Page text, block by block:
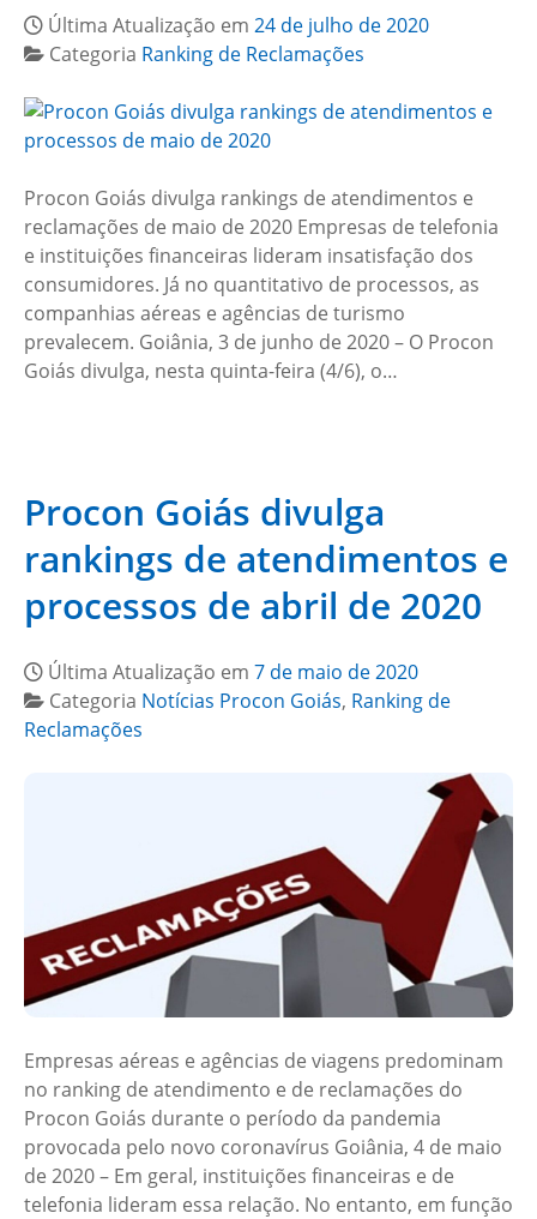
Última Atualização em 24 de julho de 2020
Categoria Ranking de Reclamações
Procon Goiás divulga rankings de atendimentos e
reclamações de maio de 2020 Empresas de telefonia
e instituições financeiras lideram insatisfação dos
consumidores. Já no quantitativo de processos, as
companhias aéreas e agências de turismo
prevalecem. Goiânia, 3 de junho de 2020 – O Procon
Goiás divulga, nesta quinta-feira (4/6), o…
Procon Goiás divulga
rankings de atendimentos e
processos de abril de 2020
Última Atualização em 7 de maio de 2020
Categoria Notícias Procon Goiás, Ranking de
Reclamações
Empresas aéreas e agências de viagens predominam
no ranking de atendimento e de reclamações do
Procon Goiás durante o período da pandemia
provocada pelo novo coronavírus Goiânia, 4 de maio
de 2020 – Em geral, instituições financeiras e de
telefonia lideram essa relação. No entanto, em função